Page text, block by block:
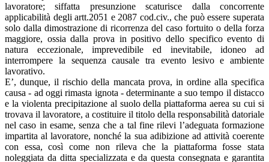
lavoratore; siffatta presunzione scaturisce dalla concorrente
applicabilità degli artt.2051 e 2087 cod.civ., che può essere superata
solo dalla dimostrazione di ricorrenza del caso fortuito o della forza
maggiore, ossia dalla prova in positivo dello specifico evento di
natura eccezionale, imprevedibile ed inevitabile, idoneo ad
interrompere la sequenza causale tra evento lesivo e ambiente
lavorativo.
E’, dunque, il rischio della mancata prova, in ordine alla specifica
causa - ad oggi rimasta ignota - determinante a suo tempo il distacco
e la violenta precipitazione al suolo della piattaforma aerea su cui si
trovava il lavoratore, a costituire il titolo della responsabilità datoriale
nel caso in esame, senza che a tal fine rilevi l’adeguata formazione
impartita al lavoratore, nonché la sua adibizione ad attività coerente
con essa, così come non rileva che la piattaforma fosse stata
noleggiata da ditta specializzata e da questa consegnata e garantita